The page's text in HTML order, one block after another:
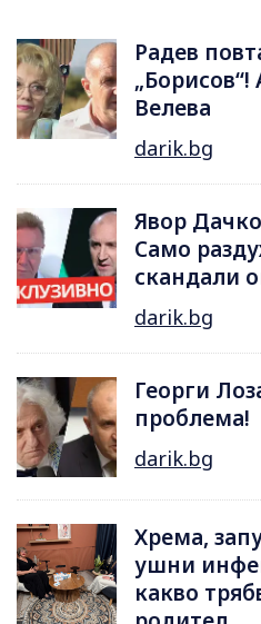
Радев
Велева
darik.bg
Явор
Само
скандали
darik.bg
Георги
проблема!
darik.bg
Хрема,
ушни
какво